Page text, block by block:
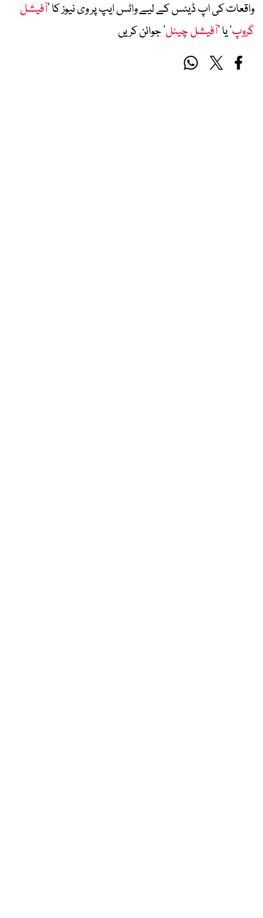
واقعات کی اپ ڈیٹس کے لیے واٹس ایپ پر وی نیوز کا ’آفیشل
گروپ‘ یا ’آفیشل چینل‘ جوائن کریں